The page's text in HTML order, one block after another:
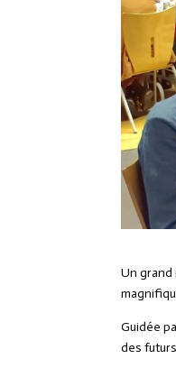
Un grand
Guidée
des